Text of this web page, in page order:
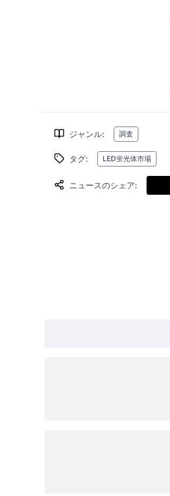
ジャンル: 調査
タグ: LED蛍光体市場
ニュースのシェア: